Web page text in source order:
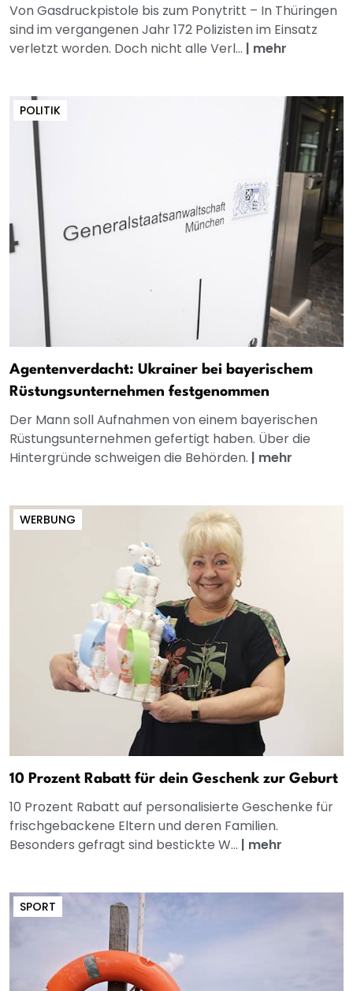
Von Gasdruckpistole bis zum Ponytritt – In Thüringen
sind im vergangenen Jahr 172 Polizisten im Einsatz
verletzt worden. Doch nicht alle Verl... | mehr
POLITIK
Agentenverdacht: Ukrainer bei bayerischem
Rüstungsunternehmen festgenommen
Der Mann soll Aufnahmen von einem bayerischen
Rüstungsunternehmen gefertigt haben. Über die
Hintergründe schweigen die Behörden. | mehr
WERBUNG
10 Prozent Rabatt für dein Geschenk zur Geburt
10 Prozent Rabatt auf personalisierte Geschenke für
frischgebackene Eltern und deren Familien.
Besonders gefragt sind bestickte W... | mehr
SPORT